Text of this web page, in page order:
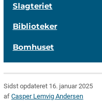
Slagteriet
Biblioteker
Bomhuset
Sidst opdateret 16. januar 2025
afCasper Lemvig Andersen